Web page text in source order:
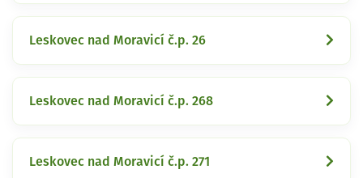
Leskovec nad Moravicí č.p. 26
Leskovec nad Moravicí č.p. 268
Leskovec nad Moravicí č.p. 271